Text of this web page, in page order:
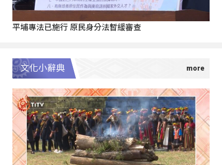
平埔專法已施行 原民身分法暫緩審查
文化小辭典